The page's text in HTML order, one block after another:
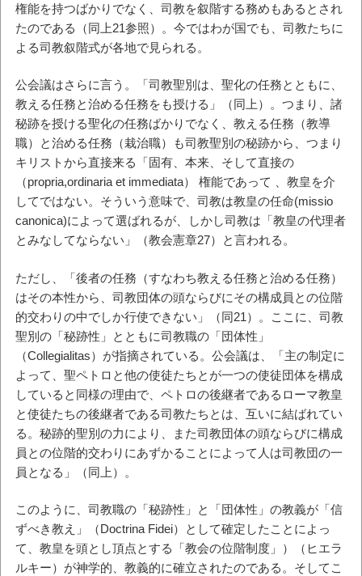
権能を持つばかりでなく、司教を叙階する務めもあるとされ
たのである（同上21参照）。今ではわが国でも、司教たちに
よる司教叙階式が各地で見られる。
公会議はさらに言う。「司教聖別は、聖化の任務とともに、
教える任務と治める任務をも授ける」（同上）。つまり、諸
秘跡を授ける聖化の任務ばかりでなく、教える任務（教導
職）と治める任務（栽治職）も司教聖別の秘跡から、つまり
キリストから直接来る「固有、本来、そして直接の
（propria,ordinaria et immediata） 権能であって 、教皇を介
してではない。そういう意味で、司教は教皇の任命(missio
canonica)によって選ばれるが、しかし司教は「教皇の代理者
とみなしてならない」（教会憲章27）と言われる。
ただし、「後者の任務（すなわち教える任務と治める任務）
はその本性から、司教団体の頭ならびにその構成員との位階
的交わりの中でしか行使できない」（同21）。ここに、司教
聖別の「秘跡性」とともに司教職の「団体性」
（Collegialitas）が指摘されている。公会議は、「主の制定に
よって、聖ペトロと他の使徒たちとが一つの使徒団体を構成
していると同様の理由で、ペトロの後継者であるローマ教皇
と使徒たちの後継者である司教たちとは、互いに結ばれてい
る。秘跡的聖別の力により、また司教団体の頭ならびに構成
員との位階的交わりにあずかることによって人は司教団の一
員となる」（同上）。
このように、司教職の「秘跡性」と「団体性」の教義が「信
ずべき教え」（Doctrina Fidei）として確定したことによっ
て、教皇を頭とし頂点とする「教会の位階制度」）（ヒエラ
ルキー）が神学的、教義的に確立されたのである。そしてこ